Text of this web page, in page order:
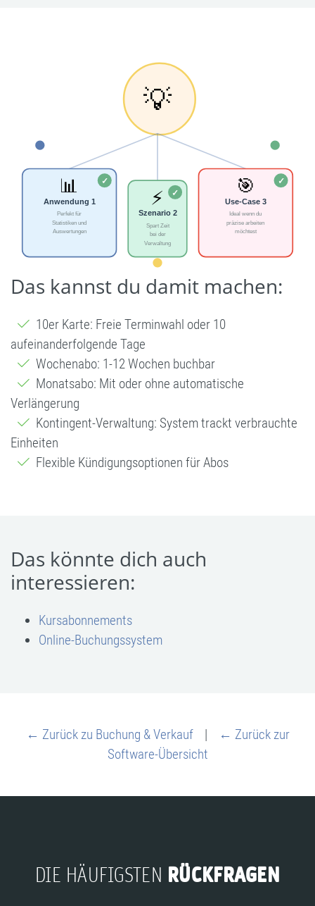
Das kannst du damit machen:
10er Karte: Freie Terminwahl oder 10
aufeinanderfolgende Tage
Wochenabo: 1-12 Wochen buchbar
Monatsabo: Mit oder ohne automatische
Verlängerung
Kontingent-Verwaltung: System trackt verbrauchte
Einheiten
Flexible Kündigungsoptionen für Abos
Das könnte dich auch
interessieren:
Kursabonnements
Online-Buchungssystem
← Zurück zu Buchung & Verkauf |
← Zurück zur
Software-Übersicht
DIE HÄUFIGSTEN RÜCKFRAGEN